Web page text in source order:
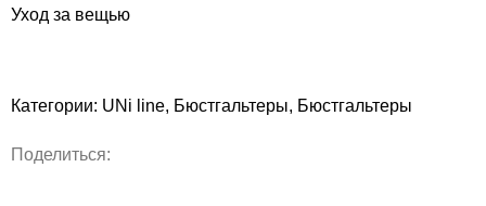
Уход за вещью
Категории: UNi line, Бюстгальтеры, Бюстгальтеры
Поделиться: